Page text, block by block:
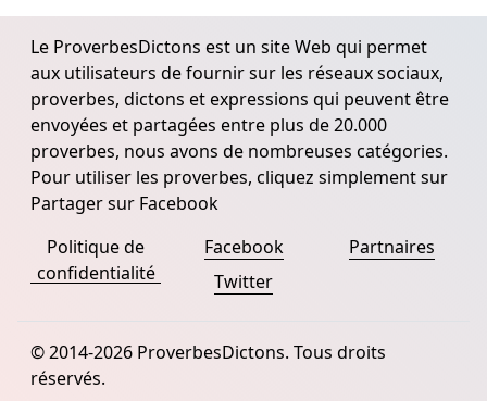
Le ProverbesDictons est un site Web qui permet
aux utilisateurs de fournir sur les réseaux sociaux,
proverbes, dictons et expressions qui peuvent être
envoyées et partagées entre plus de 20.000
proverbes, nous avons de nombreuses catégories.
Pour utiliser les proverbes, cliquez simplement sur
Partager sur Facebook
Politique de
confidentialité
Facebook
Twitter
Partnaires
© 2014-2026 ProverbesDictons. Tous droits
réservés.